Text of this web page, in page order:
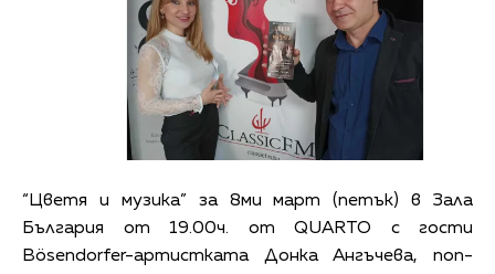
“Цветя и музика” за 8ми март (петък) в Зала
България от 19.00ч. от QUARTO с гости
Bösendorfer-артистката Донка Ангъчева, поп-